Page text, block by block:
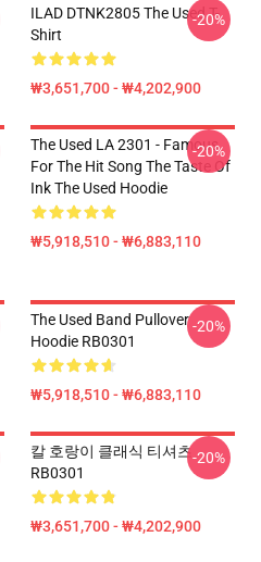
ILAD DTNK2805 The Used T-
Shirt
₩3,651,700 - ₩4,202,900
-20%
The Used LA 2301 - Famous
For The Hit Song The Taste Of
Ink The Used Hoodie
₩5,918,510 - ₩6,883,110
-20%
The Used Band Pullover
Hoodie RB0301
₩5,918,510 - ₩6,883,110
-20%
칼 호랑이 클래식 티셔츠
RB0301
₩3,651,700 - ₩4,202,900
-20%